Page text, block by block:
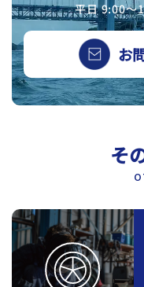
平日 9:00〜
お
そ